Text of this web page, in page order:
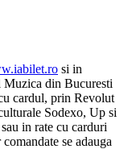
si in
Muzica din Bucuresti
cardul, prin Revolut
Sodexo, Up si
in rate cu carduri
se adauga